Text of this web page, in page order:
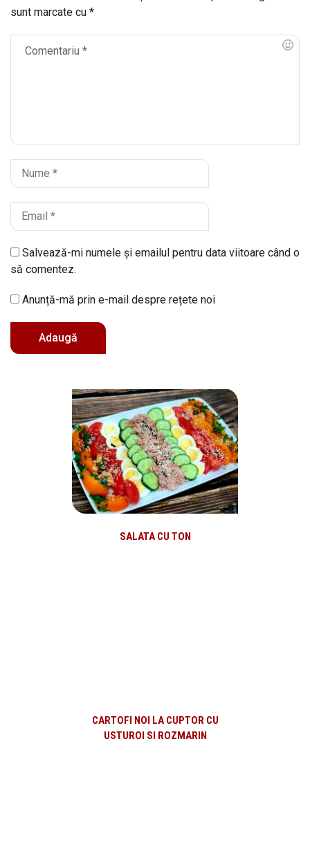
sunt marcate cu *
Salvează-mi numele și emailul pentru data viitoare când o
să comentez.
Anunță-mă prin e-mail despre rețete noi
SALATA CU TON
CARTOFI NOI LA CUPTOR CU
USTUROI SI ROZMARIN